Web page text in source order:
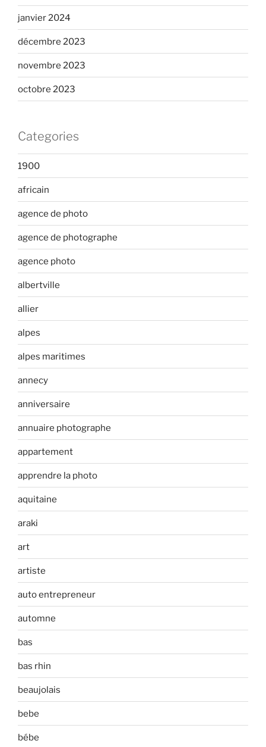
janvier 2024
décembre 2023
novembre 2023
octobre 2023
Categories
1900
africain
agence de photo
agence de photographe
agence photo
albertville
allier
alpes
alpes maritimes
annecy
anniversaire
annuaire photographe
appartement
apprendre la photo
aquitaine
araki
art
artiste
auto entrepreneur
automne
bas
bas rhin
beaujolais
bebe
bébe